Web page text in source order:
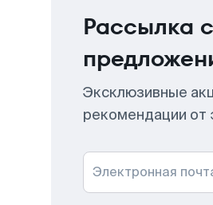
Рассылка
Эксклюзивные
рекомендации от
Электронная